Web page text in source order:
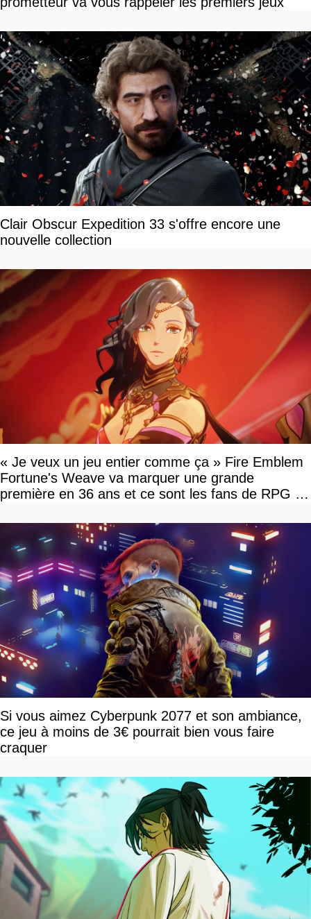
Clair Obscur Expedition 33 s'offre encore une
nouvelle collection
« Je veux un jeu entier comme ça » Fire Emblem
Fortune's Weave va marquer une grande
première en 36 ans et ce sont les fans de RPG en
Si vous aimez Cyberpunk 2077 et son ambiance,
ce jeu à moins de 3€ pourrait bien vous faire
craquer